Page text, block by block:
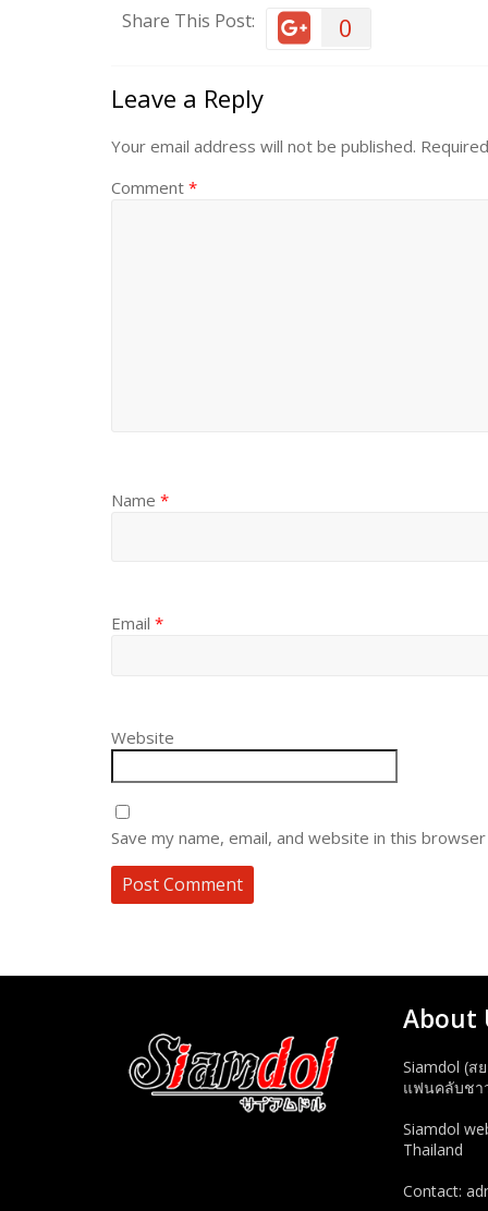
Share This Post: 0
Leave a Reply
Your email address will not be published.
Comment *
Name *
Email *
Website
Save my name, email, and website in this
About
Siamdol (ส
แฟนคลับชา
Siamdol
Thailand
Contact: